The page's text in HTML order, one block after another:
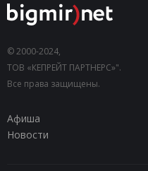
© 2000-2024,
ТОВ «КЕПРЕЙТ ПАРТНЕРС»".
Все права защищены.
Афиша
Новости